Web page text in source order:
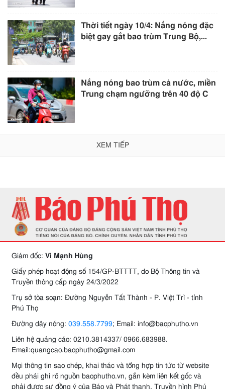
Thời tiết ngày 10/4: Nắng nóng đặc
biệt gay gắt bao trùm Trung Bộ,...
Nắng nóng bao trùm cả nước, miền
Trung chạm ngưỡng trên 40 độ C
XEM TIẾP
Giám đốc: Vi Mạnh Hùng
Giấy phép hoạt động số 154/GP-BTTTT, do Bộ Thông tin và
Truyền thông cấp ngày 24/3/2022
Trụ sở tòa soạn: Đường Nguyễn Tất Thành - P. Việt Trì - tỉnh
Phú Thọ
Đường dây nóng: 039.558.7799; Email: info@baophutho.vn
Liên hệ quảng cáo: 0210.3814337/ 0966.683988.
Email:quangcao.baophutho@gmail.com
Mọi thông tin sao chép, khai thác và tổng hợp tin tức từ website
đều phải ghi rõ nguồn baophutho.vn, gắn kèm liên kết gốc và
phải được sự đồng ý của Báo và Phát thanh, Truyền hình Phú